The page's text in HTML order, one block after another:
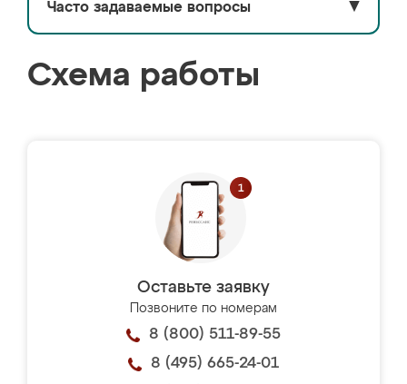
Часто задаваемые вопросы ▼
Схема работы
Оставьте заявку
Позвоните по номерам
8 (800) 511-89-55
8 (495) 665-24-01